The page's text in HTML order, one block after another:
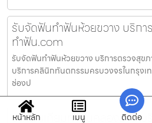
รับจัดฟันทำฟันห้วยขวาง บริก
ทำฟัน.com
รับจัดฟันทำฟันห้วยขวาง บริการตรวจสุ
บริการคลินิกทันตกรรมครบวงจรในกรุง
ช่องป
รากฟันเทียมทำฟันคลองสาน
หน้าหลัก เมนู ติดต่อ